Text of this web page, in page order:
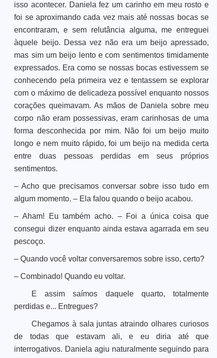
isso acontecer. Daniela fez um carinho em meu rosto e
foi se aproximando cada vez mais até nossas bocas se
encontraram, e sem relutância alguma, me entreguei
àquele beijo. Dessa vez não era um beijo apressado,
mas sim um beijo lento e com sentimentos timidamente
expressados. Era como se nossas bocas estivessem se
conhecendo pela primeira vez e tentassem se explorar
com o máximo de delicadeza possível enquanto nossos
corações queimavam. As mãos de Daniela sobre meu
corpo não eram possessivas, eram carinhosas de uma
forma desconhecida por mim. Não foi um beijo muito
longo e nem muito rápido, foi um beijo na medida certa
entre duas pessoas perdidas em seus próprios
sentimentos.
– Acho que precisamos conversar sobre isso tudo em
algum momento. – Ela falou quando o beijo acabou.
– Aham! Eu também acho. – Foi a única coisa que
consegui dizer enquanto ainda estava agarrada em seu
pescoço.
– Quando você voltar conversaremos sobre isso, certo?
– Combinado! Quando eu voltar.
E assim saímos daquele quarto, totalmente
perdidas e... Entregues?
Chegamos à sala juntas atraindo olhares curiosos
de todas que estavam ali, e eu diria até que
interrogativos. Daniela agiu naturalmente seguindo para